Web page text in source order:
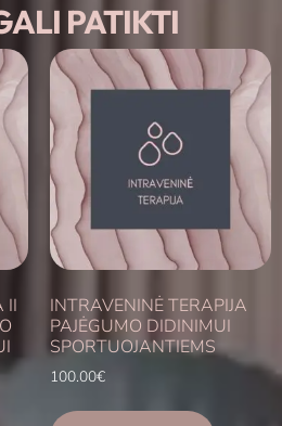
PATIKTI
II
INTRAVENINĖ TERAPIJA
PAJĖGUMO DIDINIMUI
SPORTUOJANTIEMS
100.00€